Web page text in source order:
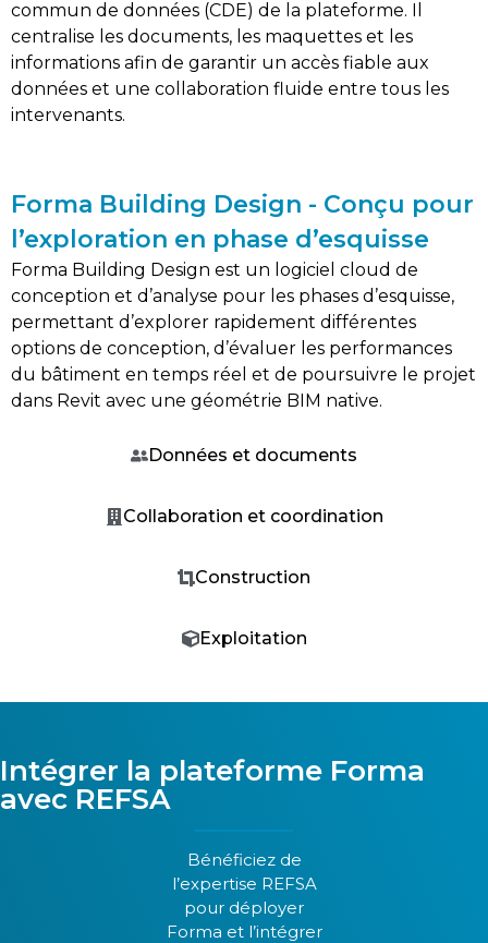
Données et documents
Collaboration et coordination
Construction
Exploitation
commun de données (CDE) de la plateforme. Il
centralise les documents, les maquettes et les
informations afin de garantir un accès fiable aux
données et une collaboration fluide entre tous les
intervenants.
Forma Building Design - Conçu pour
l’exploration en phase d’esquisse
Forma Building Design est un logiciel cloud de
conception et d’analyse pour les phases d’esquisse,
permettant d’explorer rapidement différentes
options de conception, d’évaluer les performances
du bâtiment en temps réel et de poursuivre le projet
dans Revit avec une géométrie BIM native.
Intégrer la plateforme Forma
avec REFSA
Bénéficiez de
l’expertise REFSA
pour déployer
Forma et l’intégrer